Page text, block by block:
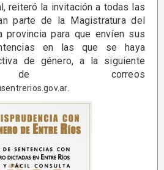
reiteró la invitación a todas las
parte de la Magistratura del
provincia para que envíen sus
en las que se haya
de género, a la siguiente
correos
.